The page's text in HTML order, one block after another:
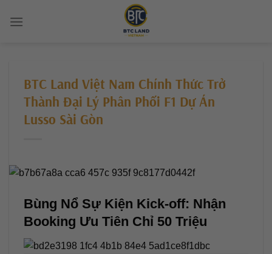
đến
BTC Land Việt Nam Chính Thức Trở
Thành Đại Lý Phân Phối F1 Dự Án
Lusso Sài Gòn
Bùng Nổ Sự Kiện Kick-off: Nhận
Booking Ưu Tiên Chỉ 50 Triệu